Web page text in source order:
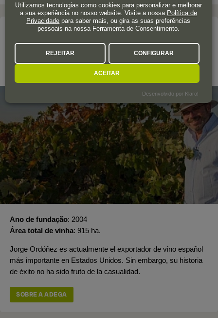
BODEGAS ORDÓÑEZ
Ano de fundação 2004
Área total de vinha 915 ha.
Jorge Ordóñez es actualmente el exportador de vino español
más importante en Estados Unidos. Sin embargo, su historia
de éxito no ha sido fruto de la casualidad.
SOBRE A ADEGA
Utilizamos tecnologias como cookies para personalizar e melhorar
a sua experiência no nosso website. Visite a nossa Política de
Privacidade para saber mais, ou gira as suas preferências
pessoais na nossa Ferramenta de Consentimento.
REJEITAR CONFIGURAR
ACEITAR
Desenvolvido por Klaro!